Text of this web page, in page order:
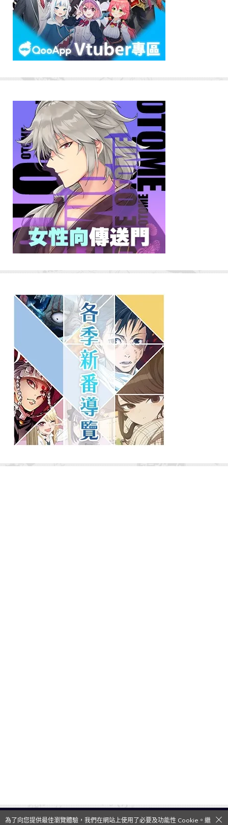
為了向您提供最佳瀏覽體驗，我們在網站上使用了必要及功能性 Cookie。繼